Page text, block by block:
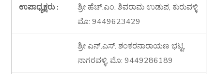
ಉಪಾಧ್ಯಕ್ಷರು :
ಶ್ರೀ ಹೆಚ್.ಎಂ. ಶಿವರಾಮ ಉಡುಪ, ಕುರುವಳ್ಳಿ
ಮೊ: 9449623429
ಶ್ರೀ ಎನ್.ಎಸ್. ಶಂಕರನಾರಾಯಣ ಭಟ್ಟ,
ನಾಗರವಳ್ಳಿ, ಮೊ: 9449286189